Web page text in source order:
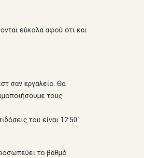
εύκολα αφού ότι και
σαν εργαλείο. Θα
τους
του είναι 12:50΄
το βαθμό